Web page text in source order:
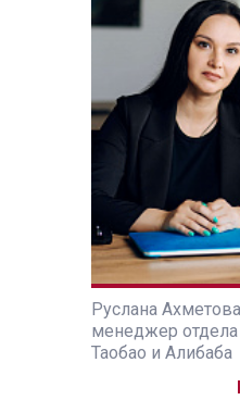
Руслана Ахметова
менеджер отдела
Таобао и Алибаба